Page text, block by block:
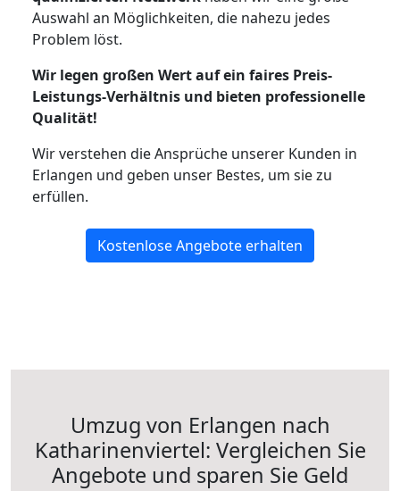
Auswahl an Möglichkeiten, die nahezu jedes
Problem löst.
Wir legen großen Wert auf ein faires Preis-
Leistungs-Verhältnis und bieten professionelle
Qualität!
Wir verstehen die Ansprüche unserer Kunden in
Erlangen und geben unser Bestes, um sie zu
erfüllen.
Kostenlose Angebote erhalten
Umzug von Erlangen nach
Katharinenviertel: Vergleichen Sie
Angebote und sparen Sie Geld